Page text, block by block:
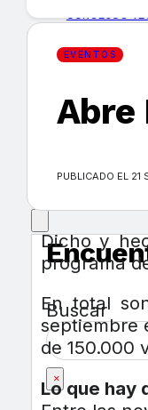
MERCADOS Y
EVENTOS
Buscar
×
EVENTOS
Abre
PUBLICADO EL 21
Dicho y
programa
En total
septiembre
de 150.000
Lo que hay